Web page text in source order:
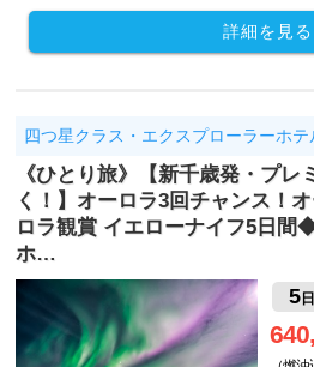
詳細を見る
四つ星クラス・エクスプローラーホテ
《ひとり旅》【新千歳発・プレ
く！】オーロラ3回チャンス！
ロラ観賞 イエローナイフ5日間
ホ…
5